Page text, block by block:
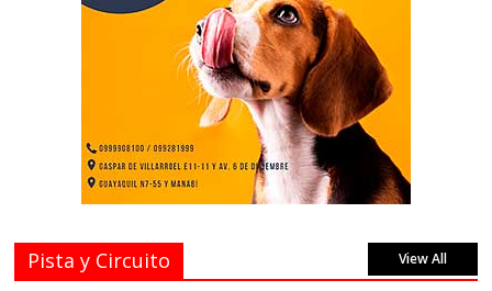
Pista y Circuito View All